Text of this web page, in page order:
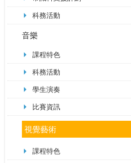
科務活動
音樂
課程特色
科務活動
學生演奏
比賽資訊
視覺藝術
課程特色